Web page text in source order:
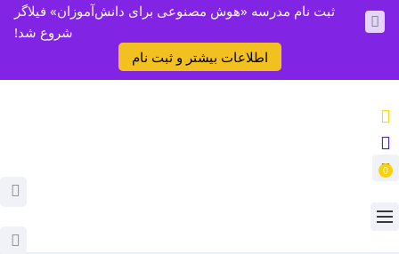
ثبت نام مدرسه «هوش مصنوعی برای دانش‌آموزان» فیلاگر
شروع شد!
اطلاعات بیشتر و ثبت نام
0